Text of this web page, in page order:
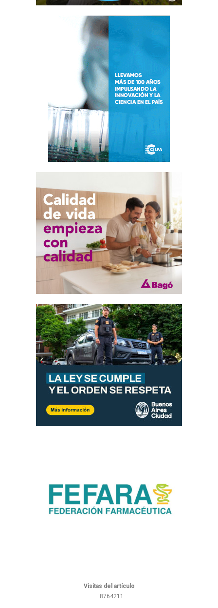
Visitas del artículo
8764211